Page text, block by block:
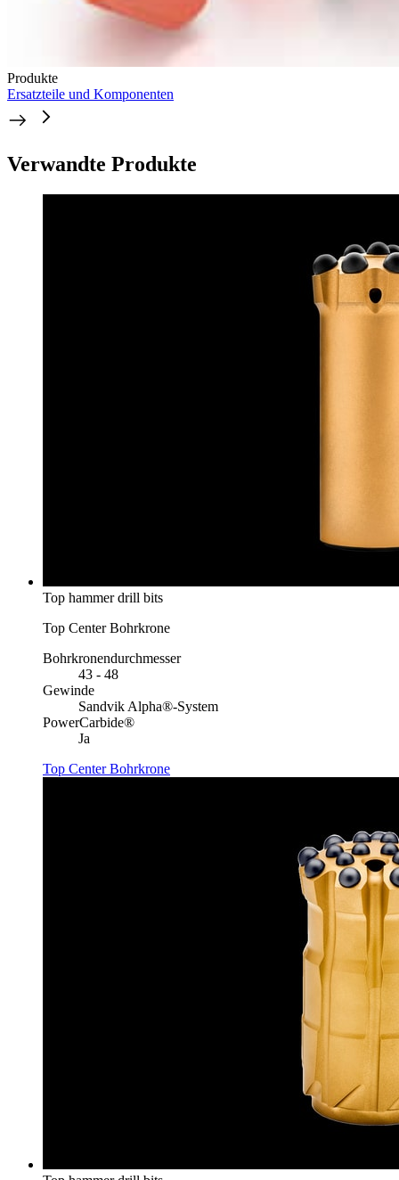
Produkte
Ersatzteile und Komponenten
Verwandte Produkte
Top hammer drill bits
Top Center Bohrkrone
Bohrkronendurchmesser
43 - 48
Gewinde
Sandvik Alpha®-System
PowerCarbide®
Ja
Top Center Bohrkrone